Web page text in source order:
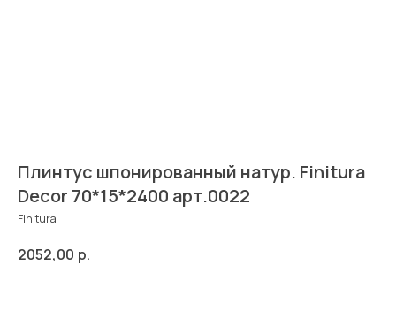
Плинтус шпонированный натур. Finitura
Decor 70*15*2400 арт.0022
Finitura
2052,00 р.